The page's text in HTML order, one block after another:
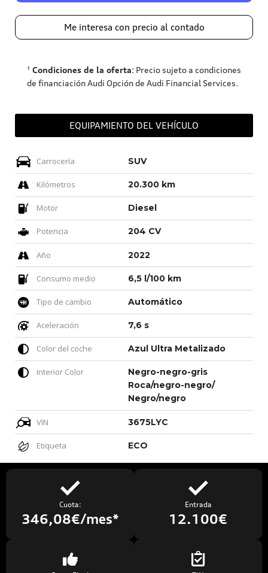
Me interesa con precio al contado
¹ Condiciones de la oferta: Precio sujeto a condiciones
de financiación Audi Opción de Audi Financial Services.
EQUIPAMIENTO DEL VEHÍCULO
Carrocería SUV
Kilómetros 20.300 km
Motor Diesel
Potencia 204 CV
Año 2022
Consumo medio 6,5 l/100 km
Tipo de cambio Automático
Aceleración 7,6 s
Color del coche Azul Ultra Metalizado
Interior Color
Negro-negro-gris
Roca/negro-negro/
Negro/negro
VIN 3675LYC
Etiqueta ECO
Cuota:
346,08€/mes*
Entrada
12.100€